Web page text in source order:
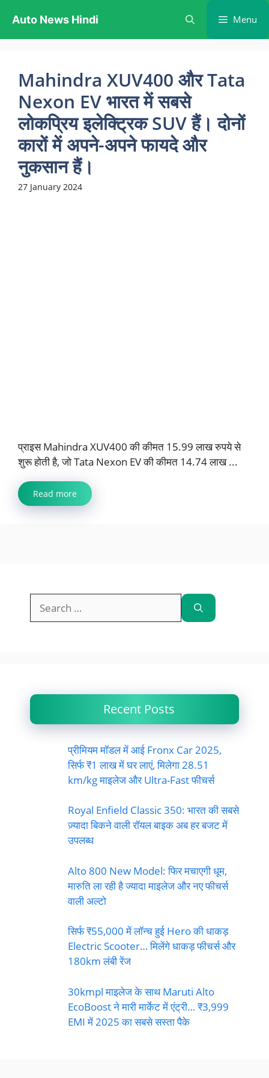
content
Auto News Hindi Menu
Mahindra XUV400 और Tata
Nexon EV भारत में सबसे
लोकप्रिय इलेक्ट्रिक SUV हैं। दोनों
कारों में अपने-अपने फायदे और
नुकसान हैं।
27 January 2024
प्राइस Mahindra XUV400 की कीमत 15.99 लाख रुपये से
शुरू होती है, जो Tata Nexon EV की कीमत 14.74 लाख ...
Read more
Search
for:
Recent Posts
प्रीमियम मॉडल में आई Fronx Car 2025,
सिर्फ ₹1 लाख में घर लाएं, मिलेगा 28.51
km/kg माइलेज और Ultra-Fast फीचर्स
Royal Enfield Classic 350: भारत की सबसे
ज़्यादा बिकने वाली रॉयल बाइक अब हर बजट में
उपलब्ध
Alto 800 New Model: फिर मचाएगी धूम,
मारुति ला रही है ज्यादा माइलेज और नए फीचर्स
वाली अल्टो
सिर्फ ₹55,000 में लॉन्च हुई Hero की धाकड़
Electric Scooter… मिलेंगे धाकड़ फीचर्स और
180km लंबी रेंज
30kmpl माइलेज के साथ Maruti Alto
EcoBoost ने मारी मार्केट में एंट्री… ₹3,999
EMI में 2025 का सबसे सस्ता पैके